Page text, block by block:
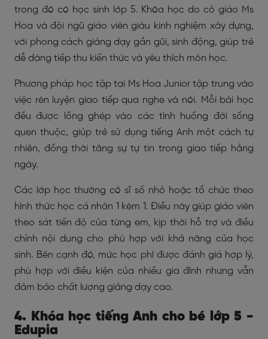
trong đó có học sinh lớp 5. Khóa học do cô giáo Ms
Hoa và đội ngũ giáo viên giàu kinh nghiệm xây dựng,
với phong cách giảng dạy gần gũi, sinh động, giúp trẻ
dễ dàng tiếp thu kiến thức và yêu thích môn học.
Phương pháp học tập tại Ms Hoa Junior tập trung vào
việc rèn luyện giao tiếp qua nghe và nói. Mỗi bài học
đều được lồng ghép vào các tình huống đời sống
quen thuộc, giúp trẻ sử dụng tiếng Anh một cách tự
nhiên, đồng thời tăng sự tự tin trong giao tiếp hằng
ngày.
Các lớp học thường có sĩ số nhỏ hoặc tổ chức theo
hình thức học cá nhân 1 kèm 1. Điều này giúp giáo viên
theo sát tiến độ của từng em, kịp thời hỗ trợ và điều
chỉnh nội dung cho phù hợp với khả năng của học
sinh. Bên cạnh đó, mức học phí được đánh giá hợp lý,
phù hợp với điều kiện của nhiều gia đình nhưng vẫn
đảm bảo chất lượng giảng dạy cao.
4. Khóa học tiếng Anh cho bé lớp 5 -
Edupia